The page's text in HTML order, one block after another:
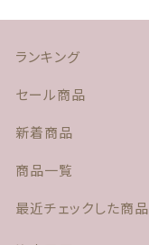
ランキング
セール商品
新着商品
商品一覧
最近チェックした商品